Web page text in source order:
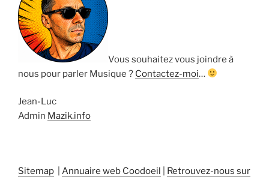
Vous souhaitez vous joindre à
nous pour parler Musique ? Contactez-moi…
Jean-Luc
Admin Mazik.info
Sitemap Annuaire web Coodoeil
Retrouvez-nous sur